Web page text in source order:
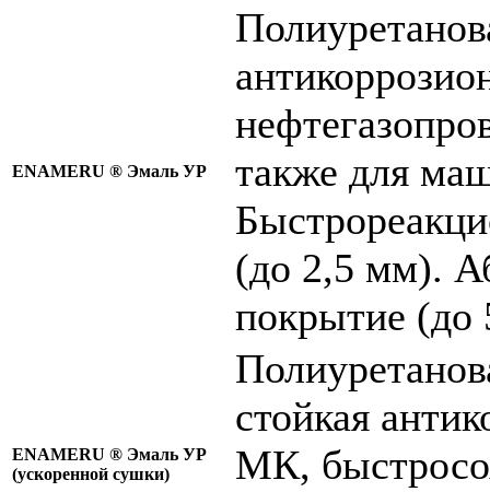
ENAMERU ® Эмаль УР
также для
(до 2,5 мм).
покрытие (до
ENAMERU ® Эмаль УР
(ускоренной сушки)
стойкая
МК,